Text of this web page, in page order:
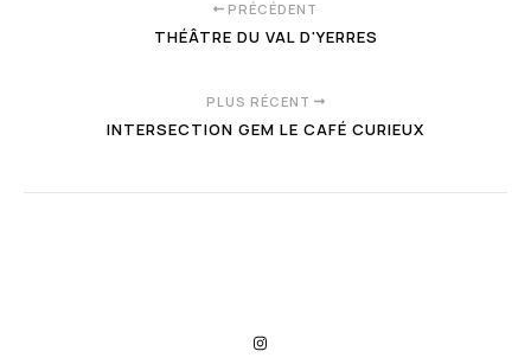
PRÉCÉDENT
THÉÂTRE DU VAL D'YERRES
PLUS RÉCENT
INTERSECTION GEM LE CAFÉ CURIEUX